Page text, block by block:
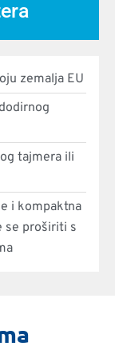
zemalja EU
tajmera ili
i kompaktna
se proširiti s